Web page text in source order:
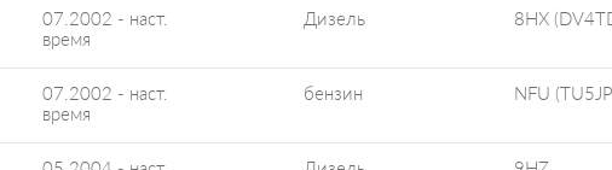
07.2002 - наст.
время
Дизель 8HX
07.2002 - наст.
время
бензин NFU